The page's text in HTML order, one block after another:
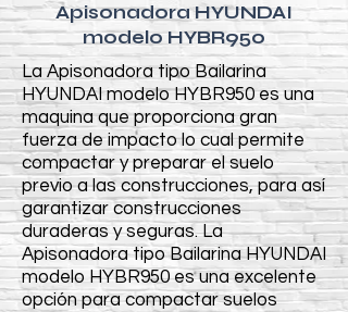
Apisonadora HYUNDAI
modelo HYBR950
La Apisonadora tipo Bailarina
HYUNDAI modelo HYBR950 es una
maquina que proporciona gran
fuerza de impacto lo cual permite
compactar y preparar el suelo
previo a las construcciones, para así
garantizar construcciones
duraderas y seguras. La
Apisonadora tipo Bailarina HYUNDAI
modelo HYBR950 es una excelente
opción para compactar suelos